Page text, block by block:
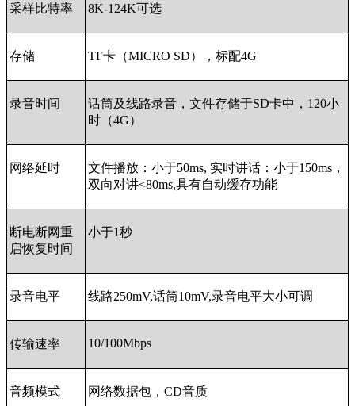
采样比特率 8K-124K可选
存储 TF卡（MICRO SD），标配4G
录音时间 话筒及线路录音，文件存储于SD卡中， 120小
时（4G）
网络延时 文件播放：小于50ms, 实时讲话：小于150ms ，
双向对讲<80ms,具有自动缓存功能
断电断网重
启恢复时间
小于1秒
录音电平 线路250mV,话筒10mV,录音电平大小可调
传输速率 10/100Mbps
音频模式 网络数据包， CD音质